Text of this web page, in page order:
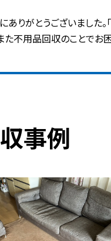
りがとうございました
た不用品回収のことでお
事例